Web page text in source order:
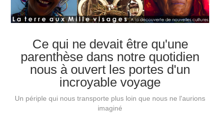
Ce qui ne devait être qu'une
parenthèse dans notre quotidien
nous à ouvert les portes d'un
incroyable voyage
Un périple qui nous transporte plus loin que nous ne l'aurions
imaginé